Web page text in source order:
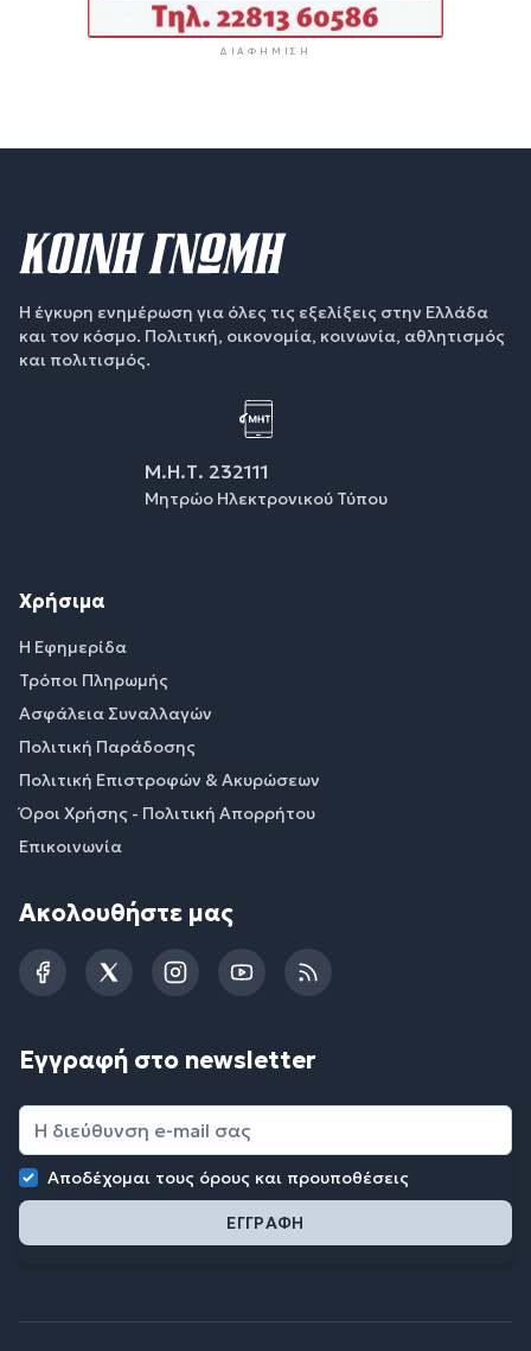
ΔΙΑΦΉΜΙΣΗ
Η έγκυρη ενημέρωση για όλες τις εξελίξεις στην Ελλάδα
και τον κόσμο. Πολιτική, οικονομία, κοινωνία, αθλητισμός
και πολιτισμός.
Μ.Η.Τ. 232111
Μητρώο Ηλεκτρονικού Τύπου
Χρήσιμα
Η Εφημερίδα
Τρόποι Πληρωμής
Ασφάλεια Συναλλαγών
Πολιτική Παράδοσης
Πολιτική Επιστροφών & Ακυρώσεων
Όροι Χρήσης - Πολιτική Απορρήτου
Επικοινωνία
Ακολουθήστε μας
FacebookTwitterInstagramYouTubeRSS
Εγγραφή στο newsletter
Αποδέχομαι τους όρους και προυποθέσεις